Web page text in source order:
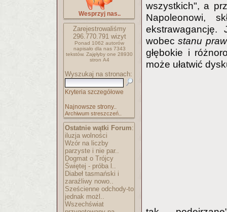
Wesprzyj nas..
Zarejestrowaliśmy
296.770.791wizyt
Ponad 1062 autorów
napisało dla nas 7343
tekstów. Zajęłyby one 28930
stron A4
Wyszukaj na stronach:
Kryteria szczegółowe
Najnowsze strony..
Archiwum streszczeń..
Ostatnie wątki Forum:
iluzja wolności
Wzór na liczby
parzyste i nie par..
Dogmat o Trójcy
Świętej - próba l..
Diabeł tasmański i
zaraźliwy nowo..
Sześcienne odchody-to
jednak możl..
Wszechświat
wszystkich", a
Napoleonowi,
wobecstanu
głębokie i
może ułatwić